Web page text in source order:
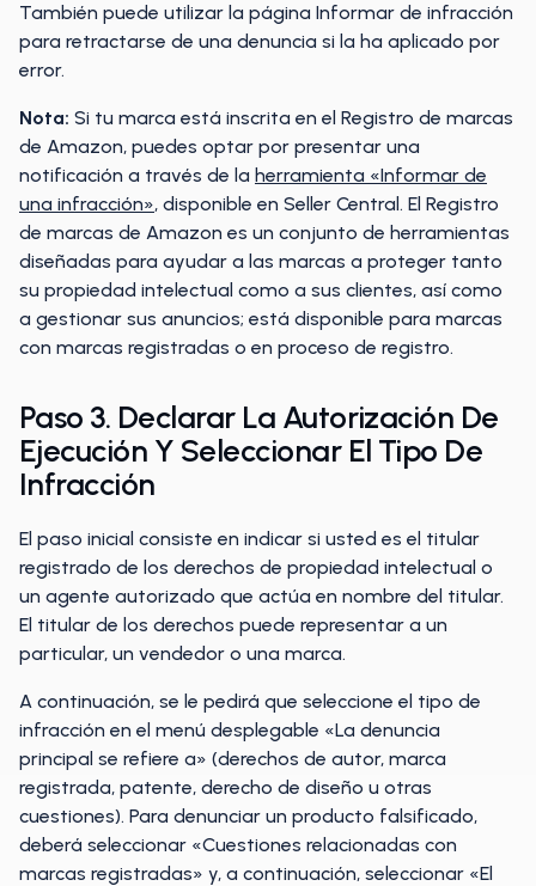
También puede utilizar la página Informar de infracción
para retractarse de una denuncia si la ha aplicado por
error.
Nota: Si tu marca está inscrita en el Registro de marcas
de Amazon, puedes optar por presentar una
notificación a través de la herramienta «Informar de
una infracción», disponible en Seller Central. El Registro
de marcas de Amazon es un conjunto de herramientas
diseñadas para ayudar a las marcas a proteger tanto
su propiedad intelectual como a sus clientes, así como
a gestionar sus anuncios; está disponible para marcas
con marcas registradas o en proceso de registro.
Paso 3. Declarar La Autorización De
Ejecución Y Seleccionar El Tipo De
Infracción
El paso inicial consiste en indicar si usted es el titular
registrado de los derechos de propiedad intelectual o
un agente autorizado que actúa en nombre del titular.
El titular de los derechos puede representar a un
particular, un vendedor o una marca.
A continuación, se le pedirá que seleccione el tipo de
infracción en el menú desplegable «La denuncia
principal se refiere a» (derechos de autor, marca
registrada, patente, derecho de diseño u otras
cuestiones). Para denunciar un producto falsificado,
deberá seleccionar «Cuestiones relacionadas con
marcas registradas» y, a continuación, seleccionar «El